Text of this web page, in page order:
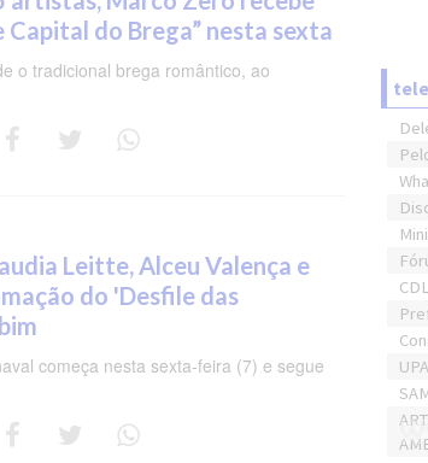
do Brega” nesta sexta
o tradicional brega romântico, ao
Leitte, Alceu Valença e
do 'Desfile das
começa nesta sexta-feira (7) e segue
CDL
UPA